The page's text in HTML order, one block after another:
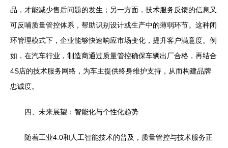
品，才能减少售后问题的发生；另一方面，技术服务反馈的信息又
可反哺质量管控体系，帮助识别设计或生产中的薄弱环节。这种闭
环管理模式下，企业能够快速响应市场变化，提升客户满意度。例
如，在汽车行业，制造商通过质量管控确保车辆出厂合格，再结合
4S店的技术服务网络，为车主提供终身维护支持，从而构建品牌
忠诚度。
四、未来展望：智能化与个性化趋势
随着工业4.0和人工智能技术的普及，质量管控与技术服务正